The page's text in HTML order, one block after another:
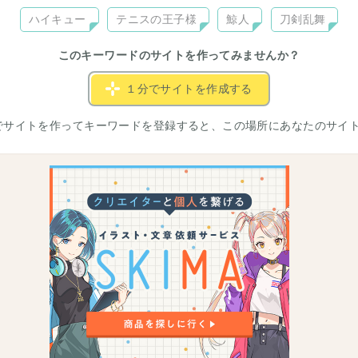
ハイキュー テニスの王子様 鯨人 刀剣乱舞
このキーワードのサイトを作ってみませんか？
１分でサイトを作成する
イトを作ってキーワードを登録すると、この場所にあなたのサイ